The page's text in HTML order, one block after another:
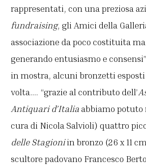
rappresentati, con una preziosa
fundraising, gli Amici della
associazione da poco costituita
generando entusiasmo e
in mostra, alcuni bronzetti
volta…. “grazie al contributo dell’
Antiquari d’Italiaabbiamo potuto
cura di Nicola Salvioli) quattro
delle Stagioniin bronzo (26 x 11
scultore padovano Francesco